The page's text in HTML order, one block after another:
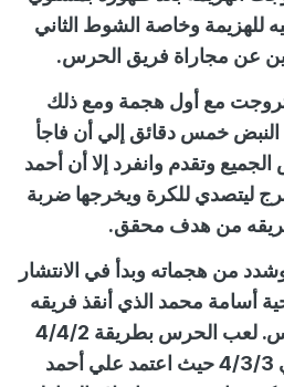
للهزيمة وخاصة الشوط الثاني
عن مجاراة فريق الحرس.
مع أول هجمة ومع ذلك
خمس دقائق إلي أن فاجأ
وتقدم وانفرد إلا أن أحمد
ليتصدي للكرة ويخرجها ضربة
فريقه من هدف محقق.
من هجماته وبدأ في الانتشار
أسامة محمد الذي أنقذ فريقه
من هجمة مرتدة للحرس. لعب الحرس بطريقة 4/4/2
تتحول عند الهجوم إلي 4/3/3 حيث اعتمد علي أحمد